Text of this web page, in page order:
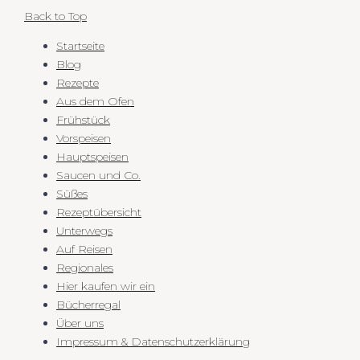
Back to Top
Startseite
Blog
Rezepte
Aus dem Ofen
Frühstück
Vorspeisen
Hauptspeisen
Saucen und Co.
Süßes
Rezeptübersicht
Unterwegs
Auf Reisen
Regionales
Hier kaufen wir ein
Bücherregal
Über uns
Impressum & Datenschutzerklärung